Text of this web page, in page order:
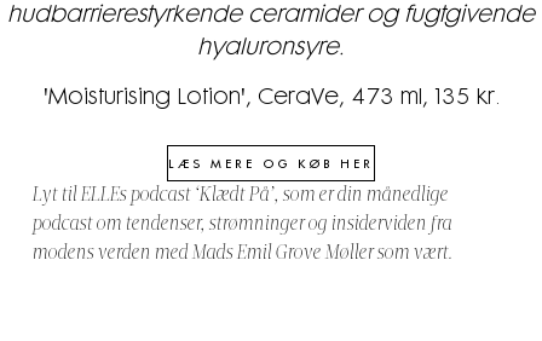
hudbarrierestyrkende ceramider og fugtgivende
hyaluronsyre.
'Moisturising Lotion', CeraVe, 473 ml, 135 kr.
LÆS MERE OG KØB HER
Lyt til ELLEs podcast ‘Klædt På’, som er din månedlige
podcast om tendenser, strømninger og insiderviden fra
modens verden med Mads Emil Grove Møller som vært.